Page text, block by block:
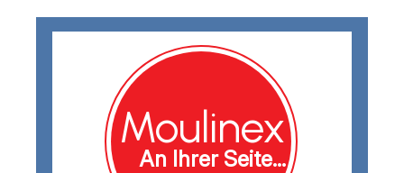
Moulinex
An Ihrer Seite...